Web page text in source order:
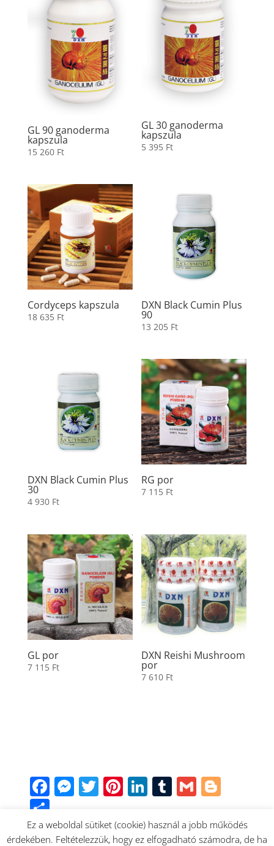
GL 90 ganoderma
kapszula
15 260 Ft
GL 30 ganoderma
kapszula
5 395 Ft
Cordyceps kapszula
18 635 Ft
DXN Black Cumin Plus
90
13 205 Ft
DXN Black Cumin Plus
30
4 930 Ft
RG por
7 115 Ft
GL por
7 115 Ft
DXN Reishi Mushroom
por
7 610 Ft
Facebook
Messenger
Twitter
Pinterest
LinkedIn
Tumblr
Gmail
Share
Ez a weboldal sütiket (cookie) használ a jobb működés
érdekében. Feltételezzük, hogy ez elfogadható számodra, de ha